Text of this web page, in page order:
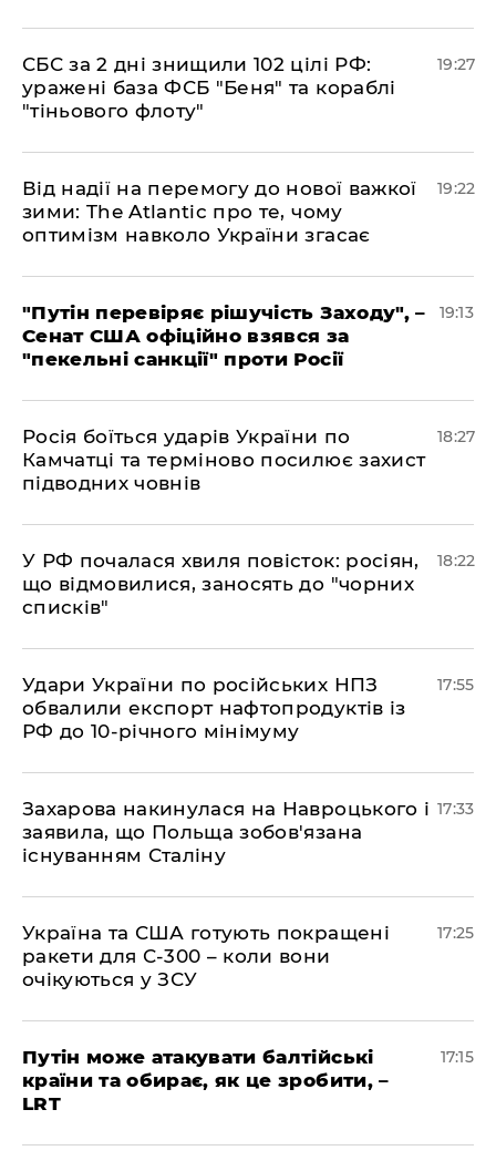
​СБС за 2 дні знищили 102 цілі РФ:
уражені база ФСБ "Беня" та кораблі
"тіньового флоту"
19:27
​Від надії на перемогу до нової важкої
зими: The Atlantic про те, чому
оптимізм навколо України згасає
19:22
​"Путін перевіряє рішучість Заходу", –
Сенат США офіційно взявся за
"пекельні санкції" проти Росії
19:13
​Росія боїться ударів України по
Камчатці та терміново посилює захист
підводних човнів
18:27
​У РФ почалася хвиля повісток: росіян,
що відмовилися, заносять до "чорних
списків"
18:22
​Удари України по російських НПЗ
обвалили експорт нафтопродуктів із
РФ до 10-річного мінімуму
17:55
​Захарова накинулася на Навроцького і
заявила, що Польща зобов'язана
існуванням Сталіну
17:33
​Україна та США готують покращені
ракети для С-300 – коли вони
очікуються у ЗСУ
17:25
​Путін може атакувати балтійські
країни та обирає, як це зробити, –
LRT
17:15